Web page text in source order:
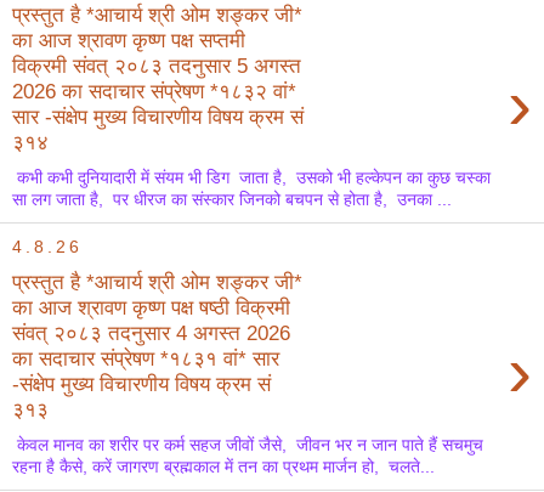
प्रस्तुत है *आचार्य श्री ओम शङ्कर जी*
का आज श्रावण कृष्ण पक्ष सप्तमी
विक्रमी संवत् २०८३ तदनुसार 5 अगस्त
2026 का सदाचार संप्रेषण *१८३२ वां*
सार -संक्षेप मुख्य विचारणीय विषय क्रम सं
३१४
›
कभी कभी दुनियादारी में संयम भी डिग जाता है, उसको भी हल्केपन का कुछ चस्का
सा लग जाता है, पर धीरज का संस्कार जिनको बचपन से होता है, उनका ...
4.8.26
प्रस्तुत है *आचार्य श्री ओम शङ्कर जी*
का आज श्रावण कृष्ण पक्ष षष्ठी विक्रमी
संवत् २०८३ तदनुसार 4 अगस्त 2026
का सदाचार संप्रेषण *१८३१ वां* सार
-संक्षेप मुख्य विचारणीय विषय क्रम सं
३१३
›
केवल मानव का शरीर पर कर्म सहज जीवों जैसे, जीवन भर न जान पाते हैं सचमुच
रहना है कैसे, करें जागरण ब्रह्मकाल में तन का प्रथम मार्जन हो, चलते...